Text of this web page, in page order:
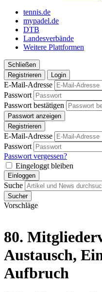
tennis.de
mypadel.de
DTB
Landesverbände
Weitere Plattformen
Schließen
Registrieren
Login
E-Mail-Adresse
Passwort
Passwort bestätigen
Passwort anzeigen
Registrieren
E-Mail-Adresse
Passwort
Passwort vergessen?
Eingeloggt bleiben
Einloggen
Suche
Sucher
Vorschläge
80.
Austausch,
Aufbruch